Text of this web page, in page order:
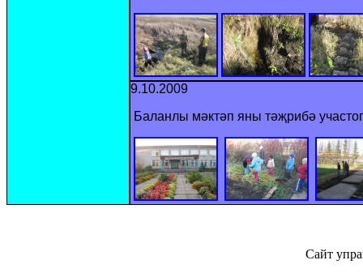
9.10.2009
Баланлы мәктәп яны тәҗрибә
Сайт